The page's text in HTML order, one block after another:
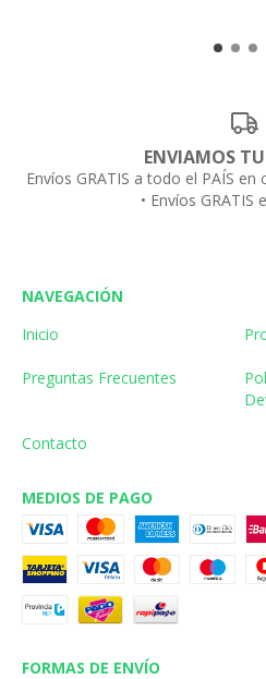
ENVIAMOS
Envíos GRATIS a todo el PAÍS
• Envíos GRATIS
NAVEGACIÓN
Inicio
Preguntas Frecuentes
Contacto
MEDIOS DE PAGO
FORMAS DE ENVÍO